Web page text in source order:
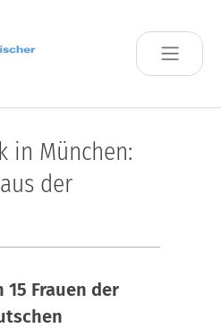
in München:
der
15 Frauen der